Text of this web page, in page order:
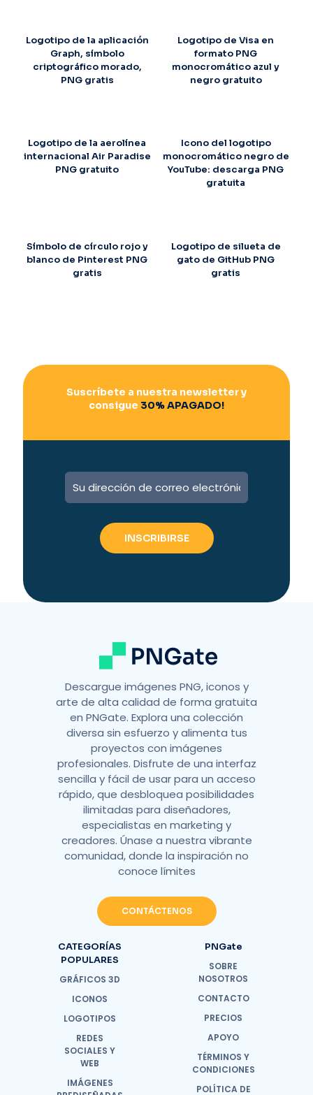
Logotipo de la aplicación
Graph, símbolo
criptográfico morado,
PNG gratis
Logotipo de Visa en
formato PNG
monocromático azul y
negro gratuito
Logotipo de la aerolínea
internacional Air Paradise
PNG gratuito
Icono del logotipo
monocromático negro de
YouTube: descarga PNG
gratuita
Símbolo de círculo rojo y
blanco de Pinterest PNG
gratis
Logotipo de silueta de
gato de GitHub PNG
gratis
Suscríbete a nuestra newsletter y
consigue 30% APAGADO!
Descargue imágenes PNG, iconos y
arte de alta calidad de forma gratuita
en PNGate. Explora una colección
diversa sin esfuerzo y alimenta tus
proyectos con imágenes
profesionales. Disfrute de una interfaz
sencilla y fácil de usar para un acceso
rápido, que desbloquea posibilidades
ilimitadas para diseñadores,
especialistas en marketing y
creadores. Únase a nuestra vibrante
comunidad, donde la inspiración no
conoce límites
CONTÁCTENOS
CATEGORÍAS
POPULARES
GRÁFICOS 3D
ICONOS
LOGOTIPOS
REDES
SOCIALES Y
WEB
IMÁGENES
PNGate
SOBRE
NOSOTROS
CONTACTO
PRECIOS
APOYO
TÉRMINOS Y
CONDICIONES
POLÍTICA DE